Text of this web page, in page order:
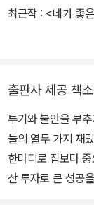
최근작 : <네가 좋
출판사 제공 책
투기와 불안을 부추기는 사회에서 나다
들의 열두 가지 재밌는 집 이야기 『네가 좋은 집에서 살면 좋겠어』는
한마디로 집보다
산 투자로 큰 성공